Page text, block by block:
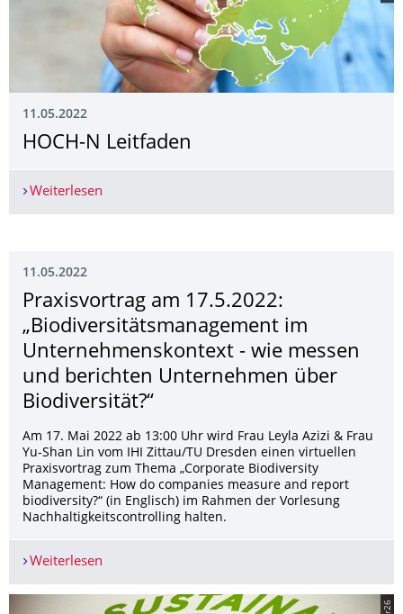
11.05.2022
HOCH-N Leitfaden
Weiterlesen
11.05.2022
Praxisvortrag am 17.5.2022:
„Biodiversitätsma­nagement im
Unternehmenskon­text - wie messen
und berichten Unternehmen über
Biodiversität?“
Am 17. Mai 2022 ab 13:00 Uhr wird Frau Leyla Azizi & Frau
Yu-Shan Lin vom IHI Zittau/TU Dresden einen virtuellen
Praxisvortrag zum Thema „Corporate Biodiversity
Management: How do companies measure and report
biodiversity?“ (in Englisch) im Rahmen der Vorlesung
Nachhaltigkeitscontrolling halten.
Weiterlesen